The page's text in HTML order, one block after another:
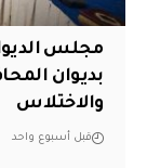
مجلس
بديوان
والاختلاس
قبل أسبوع واحد